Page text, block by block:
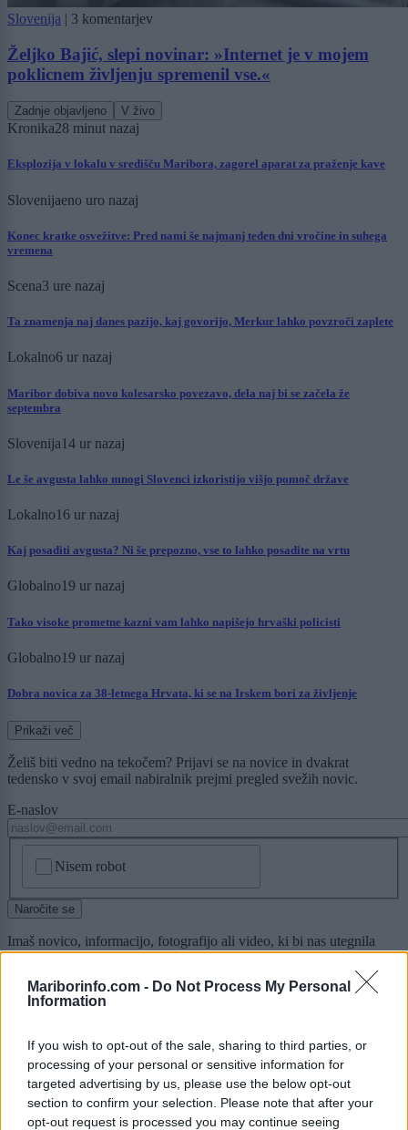
Mariborinfo.com - Do Not Process My Personal
Information
If you wish to opt-out of the sale, sharing to third parties, or
processing of your personal or sensitive information for
targeted advertising by us, please use the below opt-out
section to confirm your selection. Please note that after your
opt-out request is processed you may continue seeing
Slovenija | 3 komentarjev
Željko Bajić, slepi novinar: »Internet je v mojem
poklicnem življenju spremenil vse.«
Zadnje objavljeno V živo
Kronika28 minut nazaj
Eksplozija v lokalu v središču Maribora, zagorel aparat za praženje kave
Slovenijaeno uro nazaj
Konec kratke osvežitve: Pred nami še najmanj teden dni vročine in suhega
vremena
Scena3 ure nazaj
Ta znamenja naj danes pazijo, kaj govorijo, Merkur lahko povzroči zaplete
Lokalno6 ur nazaj
Maribor dobiva novo kolesarsko povezavo, dela naj bi se začela že
septembra
Slovenija14 ur nazaj
Le še avgusta lahko mnogi Slovenci izkoristijo višjo pomoč države
Lokalno16 ur nazaj
Kaj posaditi avgusta? Ni še prepozno, vse to lahko posadite na vrtu
Globalno19 ur nazaj
Tako visoke prometne kazni vam lahko napišejo hrvaški policisti
Globalno19 ur nazaj
Dobra novica za 38-letnega Hrvata, ki se na Irskem bori za življenje
Prikaži več
Želiš biti vedno na tekočem? Prijavi se na novice in dvakrat
tedensko v svoj email nabiralnik prejmi pregled svežih novic.
E-naslov
Nisem robot
Naročite se
Imaš novico, informacijo, fotografijo ali video, ki bi nas utegnila
zanimati? Najboljše nagradimo.
Pošlji
Moji Mediji d.o.o.
sobotainfo.com•mariborinfo.com• ptujinfo.com •pomurec.com